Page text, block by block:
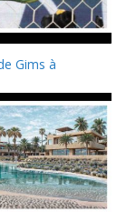
Gims à